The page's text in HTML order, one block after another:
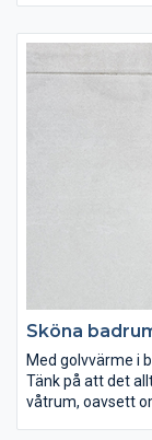
Sköna
Med golvvärme i
Tänk på att det
våtrum, oavsett